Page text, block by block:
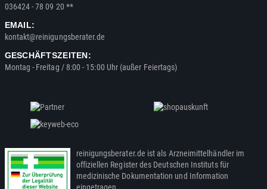
036424 - 78 09 20 **
EMAIL:
kontakt@reinigungsberater.de
GESCHÄFTSZEITEN:
Montag - Freitag / 8:00 - 15:00 Uhr (außer Feiertags)
reinigungsberater.de ist als Arzneimittelhändler im
offiziellen Register des Deutschen Instituts für
medizinische Dokumentation und Information
eingetragen.